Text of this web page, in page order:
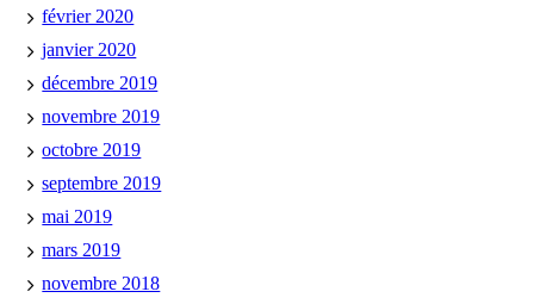
février 2020
janvier 2020
décembre 2019
novembre 2019
octobre 2019
septembre 2019
mai 2019
mars 2019
novembre 2018